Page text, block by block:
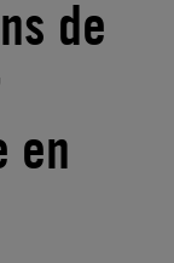
de
en